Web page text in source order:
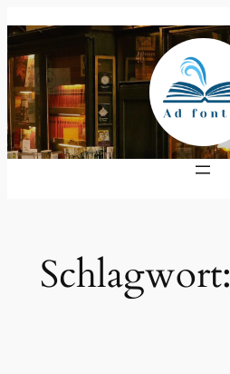
Inhalt
springen
Schlagwort: